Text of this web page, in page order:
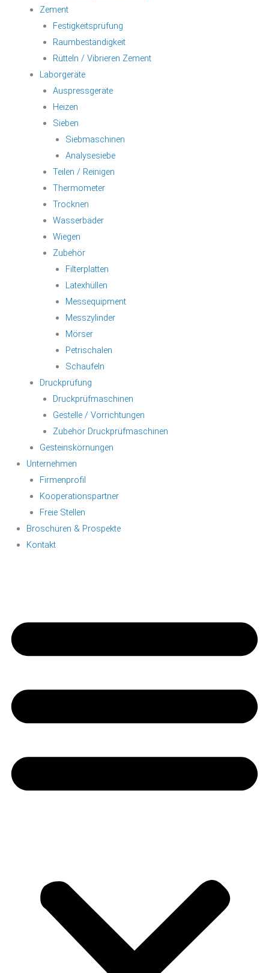
Zement
Festigkeitsprüfung
Raumbeständigkeit
Rütteln / Vibrieren Zement
Laborgeräte
Auspressgeräte
Heizen
Sieben
Siebmaschinen
Analysesiebe
Teilen / Reinigen
Thermometer
Trocknen
Wasserbäder
Wiegen
Zubehör
Filterplatten
Latexhüllen
Messequipment
Messzylinder
Mörser
Petrischalen
Schaufeln
Druckprüfung
Druckprüfmaschinen
Gestelle / Vorrichtungen
Zubehör Druckprüfmaschinen
Gesteinskörnungen
Unternehmen
Firmenprofil
Kooperationspartner
Freie Stellen
Broschüren & Prospekte
Kontakt